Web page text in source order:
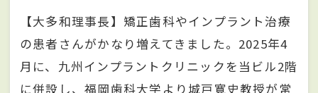
【大多和理事長】矯正歯科やインプラント治療
の患者さんがかなり増えてきました。2025年4
月に、九州インプラントクリニックを当ビル2階
に併設し、福岡歯科大学より城戸寛史教授が常